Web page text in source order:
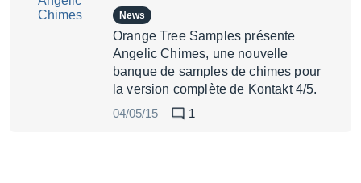
News
Orange Tree Samples présente
Angelic Chimes, une nouvelle
banque de samples de chimes pour
la version complète de Kontakt 4/5.
04/05/15
1